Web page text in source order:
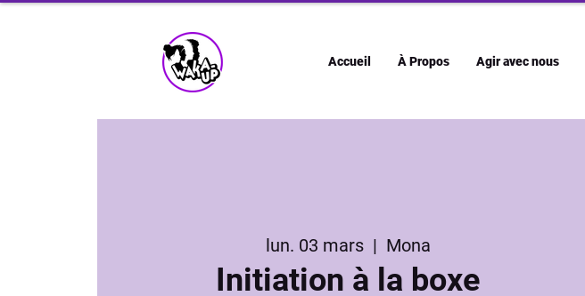
Accueil À Propos Agir avec nous
lun. 03 mars
  |
Mona
Initiation à la boxe